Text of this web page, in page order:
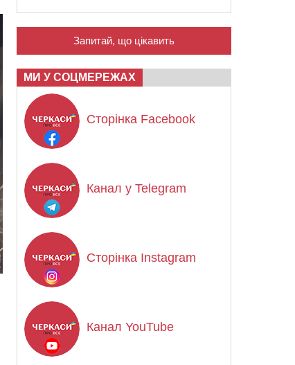
Запитай, що цікавить
МИ У СОЦМЕРЕЖАХ
Сторінка Facebook
Канал у Telegram
Сторінка Instagram
Канал YouTube